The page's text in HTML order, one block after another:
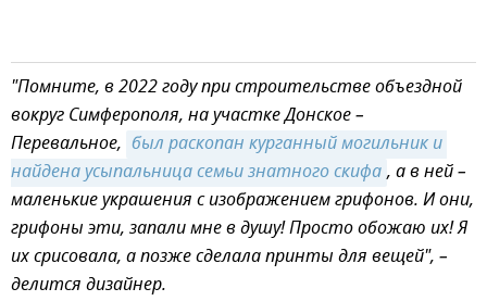
"Помните, в 2022 году при строительстве объездной
вокруг Симферополя, на участке Донское –
Перевальное, был раскопан курганный могильник и
найдена усыпальница семьи знатного скифа, а в ней –
маленькие украшения с изображением грифонов. И они,
грифоны эти, запали мне в душу! Просто обожаю их! Я
их срисовала, а позже сделала принты для вещей", –
делится дизайнер.